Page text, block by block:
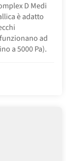
D Medi
è adatto
ad
a 5000 Pa).